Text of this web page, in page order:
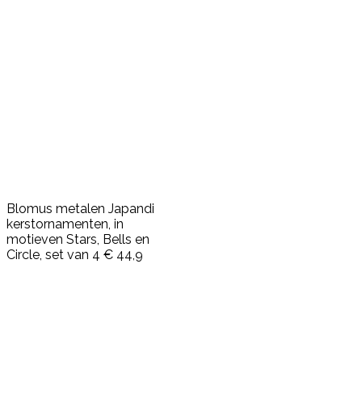
Blomus metalen Japandi
kerstornamenten, in
motieven Stars, Bells en
Circle, set van 4 € 44,9